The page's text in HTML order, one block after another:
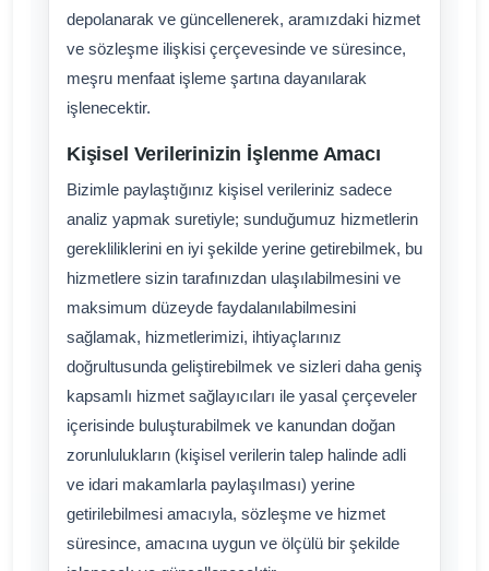
depolanarak ve güncellenerek, aramızdaki hizmet
ve sözleşme ilişkisi çerçevesinde ve süresince,
meşru menfaat işleme şartına dayanılarak
işlenecektir.
Kişisel Verilerinizin İşlenme Amacı
Bizimle paylaştığınız kişisel verileriniz sadece
analiz yapmak suretiyle; sunduğumuz hizmetlerin
gerekliliklerini en iyi şekilde yerine getirebilmek, bu
hizmetlere sizin tarafınızdan ulaşılabilmesini ve
maksimum düzeyde faydalanılabilmesini
sağlamak, hizmetlerimizi, ihtiyaçlarınız
doğrultusunda geliştirebilmek ve sizleri daha geniş
kapsamlı hizmet sağlayıcıları ile yasal çerçeveler
içerisinde buluşturabilmek ve kanundan doğan
zorunlulukların (kişisel verilerin talep halinde adli
ve idari makamlarla paylaşılması) yerine
getirilebilmesi amacıyla, sözleşme ve hizmet
süresince, amacına uygun ve ölçülü bir şekilde